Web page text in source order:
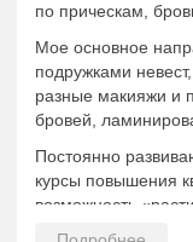
по прическам,
Мое основное
подружками
разные макияжи и
бровей,
Постоянно
курсы повышения
возможность